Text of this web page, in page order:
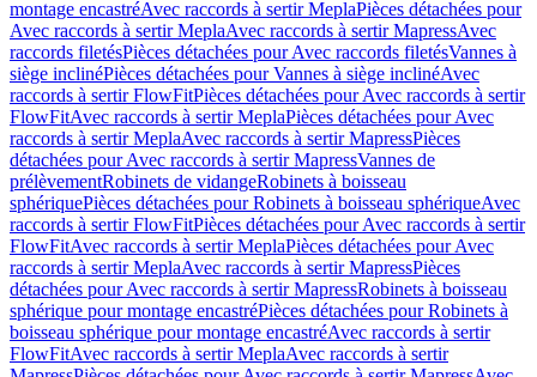
montage encastréAvec raccords à sertir MeplaPièces détachées pour
Avec raccords à sertir MeplaAvec raccords à sertir MapressAvec
raccords filetésPièces détachées pour Avec raccords filetésVannes à
siège inclinéPièces détachées pour Vannes à siège inclinéAvec
raccords à sertir FlowFitPièces détachées pour Avec raccords à sertir
FlowFitAvec raccords à sertir MeplaPièces détachées pour Avec
raccords à sertir MeplaAvec raccords à sertir MapressPièces
détachées pour Avec raccords à sertir MapressVannes de
prélèvementRobinets de vidangeRobinets à boisseau
sphériquePièces détachées pour Robinets à boisseau sphériqueAvec
raccords à sertir FlowFitPièces détachées pour Avec raccords à sertir
FlowFitAvec raccords à sertir MeplaPièces détachées pour Avec
raccords à sertir MeplaAvec raccords à sertir MapressPièces
détachées pour Avec raccords à sertir MapressRobinets à boisseau
sphérique pour montage encastréPièces détachées pour Robinets à
boisseau sphérique pour montage encastréAvec raccords à sertir
FlowFitAvec raccords à sertir MeplaAvec raccords à sertir